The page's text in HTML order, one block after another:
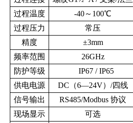
过程温度
-40～100℃
过程压力
常压
精度
±3mm
频率范围
26GHz
防护等级
IP67 / IP65
供电电源
DC（6—24V）/四线
信号输出
RS485/Modbus 协议
现场显示
可选